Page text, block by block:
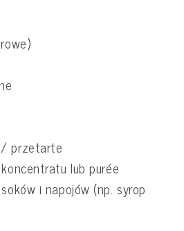
/ przetarte
lub purée
i napojów (np. syrop